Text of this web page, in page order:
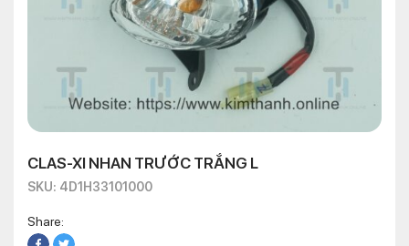
CLAS-XI NHAN TRƯỚC TRẮNG L
SKU: 4D1H33101000
Share: